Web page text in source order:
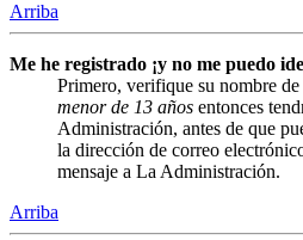
Arriba
Me he registrado ¡y no me puedo
Primero, verifique su nombre
menor de 13 años entonces
Administración, antes de que
la dirección de correo
mensaje a La Administración.
Arriba